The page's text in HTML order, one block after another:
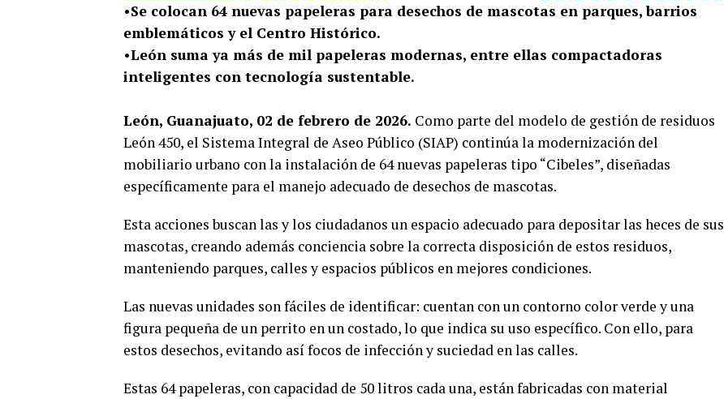
•Se colocan 64 nuevas papeleras para desechos de mascotas en parques, barrios
emblemáticos y el Centro Histórico.
•León suma ya más de mil papeleras modernas, entre ellas compactadoras
inteligentes con tecnología sustentable.
León, Guanajuato, 02 de febrero de 2026. Como parte del modelo de gestión de residuos
León 450, el Sistema Integral de Aseo Público (SIAP) continúa la modernización del
mobiliario urbano con la instalación de 64 nuevas papeleras tipo “Cibeles”, diseñadas
específicamente para el manejo adecuado de desechos de mascotas.
Esta acciones buscan las y los ciudadanos un espacio adecuado para depositar las heces de sus
mascotas, creando además conciencia sobre la correcta disposición de estos residuos,
manteniendo parques, calles y espacios públicos en mejores condiciones.
Las nuevas unidades son fáciles de identificar: cuentan con un contorno color verde y una
figura pequeña de un perrito en un costado, lo que indica su uso específico. Con ello, para
estos desechos, evitando así focos de infección y suciedad en las calles.
Estas 64 papeleras, con capacidad de 50 litros cada una, están fabricadas con material